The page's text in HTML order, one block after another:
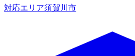
対応エリア須賀川市